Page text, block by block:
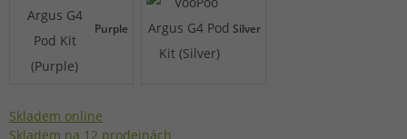
Purple Silver
Skladem online
Skladem na 12 prodejnách